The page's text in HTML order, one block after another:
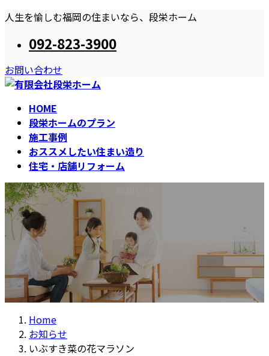
コ
ツ
へ
ナ
シ
ョ
人生を愉しむ福岡の住まいなら、段栄ホーム
092-823-3900
お問い合わせ
HOME
段栄ホームのプラン
施工事例
おススメしたい住まい造り
住宅・店舗リフォーム
Home
お知らせ
いぶすき菜の花マラソン